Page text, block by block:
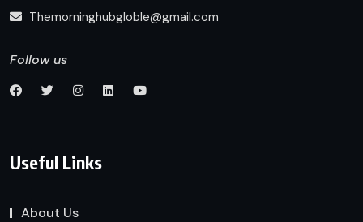
Themorninghubgloble@gmail.com
Follow us
Useful Links
About Us